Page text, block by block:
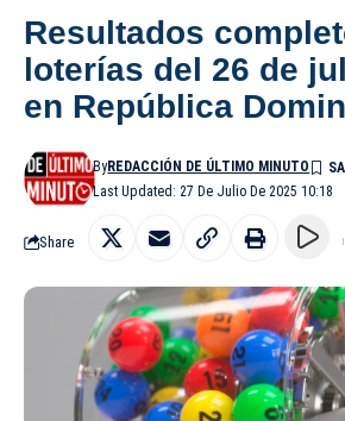
Resultados
loterías del 26 de
en República
Last Updated: 27 De Julio De 2025 10:18
ByREDACCIÓN DE ÚLTIMO MINUTO
Share